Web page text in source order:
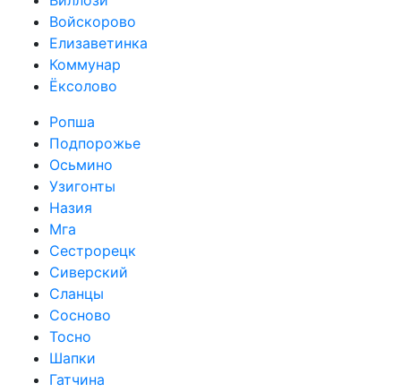
Войскорово
Елизаветинка
Коммунар
Ёксолово
Ропша
Подпорожье
Осьмино
Узигонты
Назия
Мга
Сестрорецк
Сиверский
Сланцы
Сосново
Тосно
Шапки
Гатчина